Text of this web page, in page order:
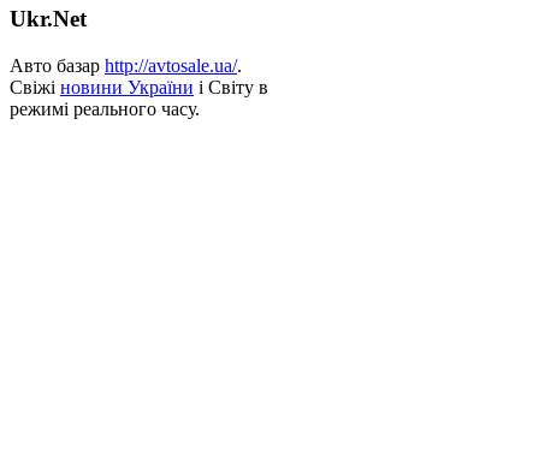
Ukr.Net
Авто базар http://avtosale.ua/.
Свіжі новини України і Світу в
режимі реального часу.